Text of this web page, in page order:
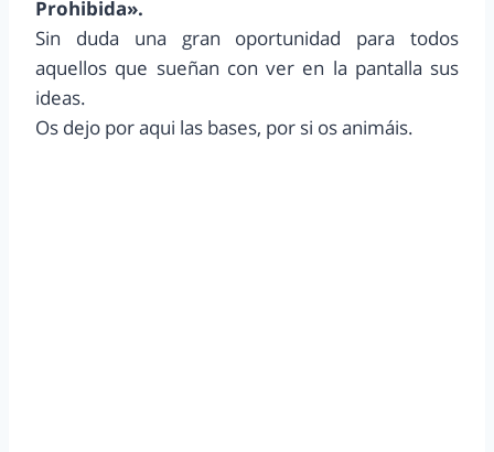
Prohibida».
Sin duda una gran oportunidad para todos
aquellos que sueñan con ver en la pantalla sus
ideas.
Os dejo por aqui las bases, por si os animáis.